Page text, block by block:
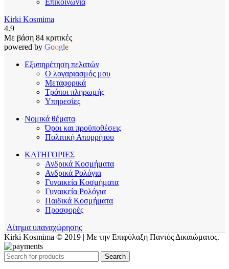
Kirki Kosmima
4.9
Με βάση 84 κριτικές
powered by Google
Εξυπηρέτηση πελατών
Ο λογαριασμός μου
Μεταφορικά
Τρόποι πληρωμής
Υπηρεσίες
Νομικά θέματα
Όροι και προϋποθέσεις
Πολιτική Απορρήτου
ΚΑΤΗΓΟΡΙΕΣ
Ανδρικά Κοσμήματα
Ανδρικά Ρολόγια
Γυναικεία Κοσμήματα
Γυναικεία Ρολόγια
Παιδικά Κοσμήματα
Προσφορές
Αίτημα υπαναχώρησης
Kirki Kosmima © 2019 | Με την Επιφύλαξη Παντός Δικαιώματος.
Search